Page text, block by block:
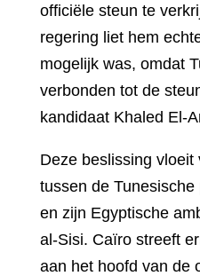
officiële steun te
regering liet hem
mogelijk was, omdat
verbonden tot de
kandidaat Khaled El-
Deze beslissing
tussen de
en zijn Egyptische
al-Sisi. Caïro streeft
aan het hoofd van de